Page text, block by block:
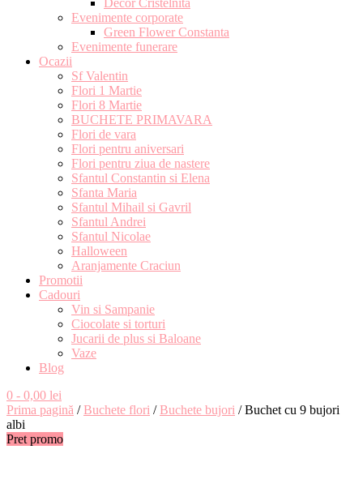
Decor Cristelnita
Evenimente corporate
Green Flower Constanta
Evenimente funerare
Ocazii
Sf Valentin
Flori 1 Martie
Flori 8 Martie
BUCHETE PRIMAVARA
Flori de vara
Flori pentru aniversari
Flori pentru ziua de nastere
Sfantul Constantin si Elena
Sfanta Maria
Sfantul Mihail si Gavril
Sfantul Andrei
Sfantul Nicolae
Halloween
Aranjamente Craciun
Promotii
Cadouri
Vin si Sampanie
Ciocolate si torturi
Jucarii de plus si Baloane
Vaze
Blog
0 - 0,00 lei
Prima pagină /Buchete flori /Buchete bujori / Buchet cu 9 bujori
albi
Pret promo